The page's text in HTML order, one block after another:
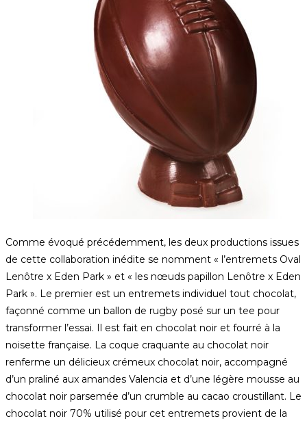
Comme évoqué précédemment, les deux productions issues
de cette collaboration inédite se nomment « l’entremets Oval
Lenôtre x Eden Park » et « les nœuds papillon Lenôtre x Eden
Park ». Le premier est un entremets individuel tout chocolat,
façonné comme un ballon de rugby posé sur un tee pour
transformer l’essai. Il est fait en chocolat noir et fourré à la
noisette française. La coque craquante au chocolat noir
renferme un délicieux crémeux chocolat noir, accompagné
d’un praliné aux amandes Valencia et d’une légère mousse au
chocolat noir parsemée d’un crumble au cacao croustillant. Le
chocolat noir 70% utilisé pour cet entremets provient de la